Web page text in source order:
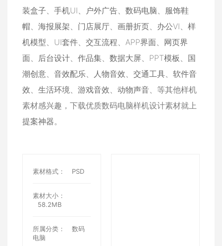
装盒子
手机UI 户外广告 数码电脑
服饰鞋
帽
海报展架 门店展厅 画册折页 办公VI
样
机模型
UI套件 交互流程 APP界面
网页界
面
后台设计 作品集 数据大屏 PPT模板
国
潮创意
音效配乐 人物音效 交通工具
软件音
效
生活环境 游戏音效 动物声音 、等其他样机
素材感兴趣，下载优质数码电脑样机设计素材就上
提案神器。
素材格式： PSD
素材大小：
58.2MB
所属分类：
数码
电脑